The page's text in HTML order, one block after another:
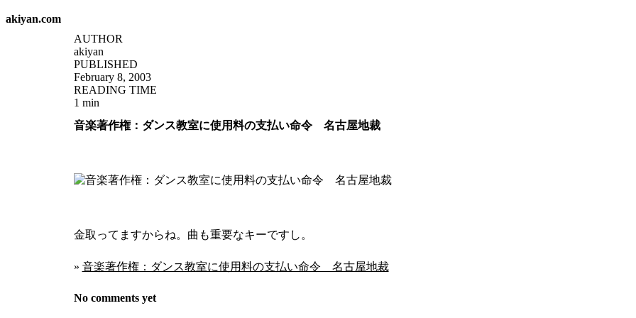
akiyan.com
AUTHOR
akiyan
PUBLISHED
February 8, 2003
READING TIME
1 min
音楽著作権：ダンス教室に使用料の支払い命令 名古屋地裁
金取ってますからね。曲も重要なキーですし。
» 音楽著作権：ダンス教室に使用料の支払い命令 名古屋地裁
No comments yet